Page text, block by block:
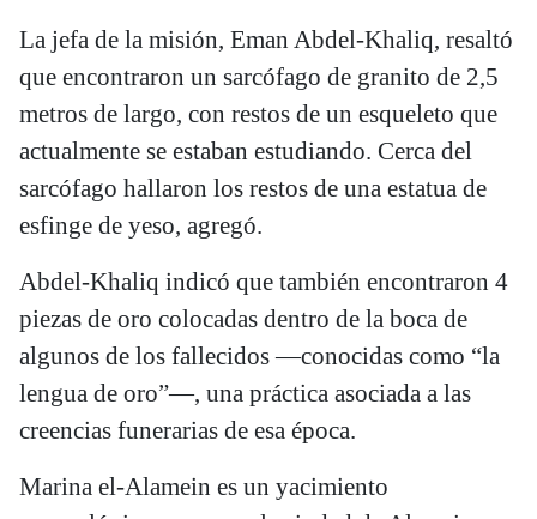
La jefa de la misión, Eman Abdel-Khaliq, resaltó
que encontraron un sarcófago de granito de 2,5
metros de largo, con restos de un esqueleto que
actualmente se estaban estudiando. Cerca del
sarcófago hallaron los restos de una estatua de
esfinge de yeso, agregó.
Abdel-Khaliq indicó que también encontraron 4
piezas de oro colocadas dentro de la boca de
algunos de los fallecidos —conocidas como “la
lengua de oro”—, una práctica asociada a las
creencias funerarias de esa época.
Marina el-Alamein es un yacimiento